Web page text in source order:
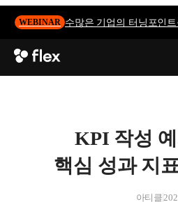
WEBINAR 수많은 기업의 터닝포인
KPI 작성
핵심 성과 지
아티클